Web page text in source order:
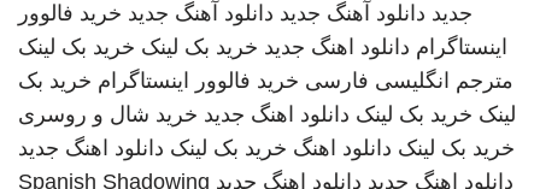
جدید دانلود آهنگ جدید دانلود آهنگ جدید خرید فالوور
اینستاگرام دانلود اهنگ جدید خرید بک لینک خرید بک لینک
مترجم انگلیسی فارسی خرید فالوور اینستاگرام خرید بک
لینک خرید بک لینک دانلود اهنگ جدید خرید شال و روسری
خرید بک لینک دانلود اهنگ خرید بک لینک دانلود اهنگ جدید
دانلود اهنگ جدید دانلود اهنگ جدید Spanish Shadowing